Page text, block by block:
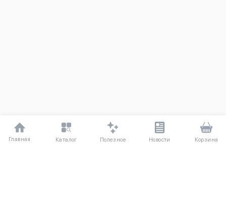
Главная Каталог Полезное Новости Корзина